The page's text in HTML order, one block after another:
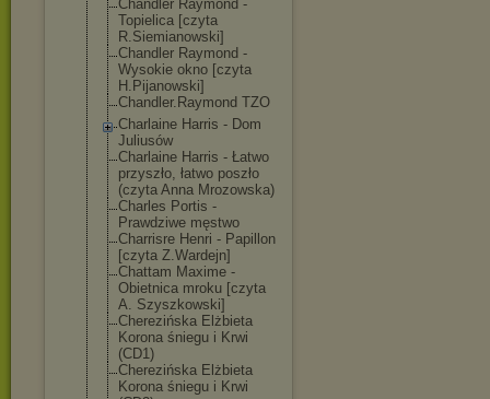
Chandler Raymond -
Topielica [czyta
R.Siemianowski]
Chandler Raymond -
Wysokie okno [czyta
H.Pijanowski]
Chandler.Raymond TZO
Charlaine Harris - Dom
Juliusów
Charlaine Harris - Łatwo
przyszło, łatwo poszło
(czyta Anna Mrozowska)
Charles Portis -
Prawdziwe męstwo
Charrisre Henri - Papillon
[czyta Z.Wardejn]
Chattam Maxime -
Obietnica mroku [czyta
A. Szyszkowski]
Cherezińska Elżbieta
Korona śniegu i Krwi
(CD1)
Cherezińska Elżbieta
Korona śniegu i Krwi